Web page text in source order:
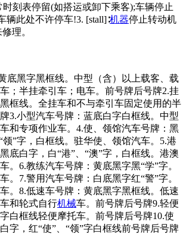
刻表停留(如搭运或卸下乘客);车辆停止
辆此处不许停车!3. [stall]∶机器停止转动机
理。
底黑字黑框线。中型（含）以上载客、载
；半挂牵引车；电车。前号牌后号牌2.挂
框线。全挂车和不与牵引车固定使用的半
3.小型汽车号牌：蓝底白字白框线。中型
和专项作业车。4.使、领馆汽车号牌：黑
领”字，白框线。驻华使、领馆汽车。5.港
底白字，白“港”、“澳”字，白框线。港澳
。6.教练汽车号牌：黄底黑字黑“学”字。
。7.警用汽车号牌：白底黑字红“警”字。
。8.低速车号牌：黄底黑字黑框线。低速
和轮式自行机械车。前号牌后号牌9.轻便
白框线轻便摩托车。前号牌后号牌10.使
字，红“使”、“领”字白框线前号牌后号牌